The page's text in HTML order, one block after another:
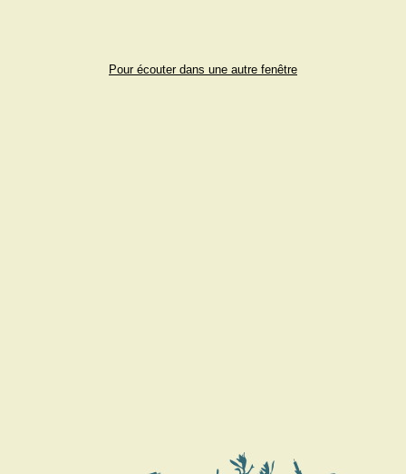
Pour écouter dans une autre fenêtre